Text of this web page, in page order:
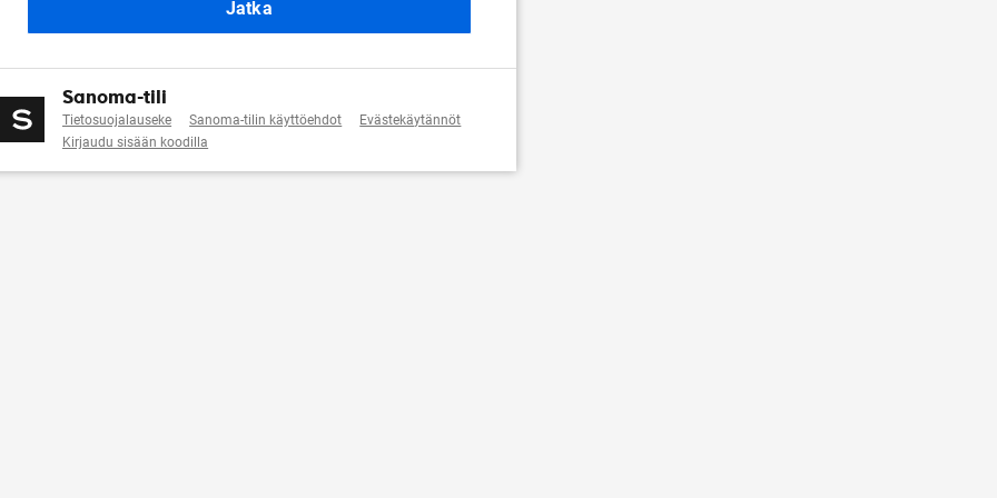
Jatka
Sanoma-tili
Tietosuojalauseke Sanoma-tilin käyttöehdot
Evästekäytännöt
Kirjaudu sisään koodilla